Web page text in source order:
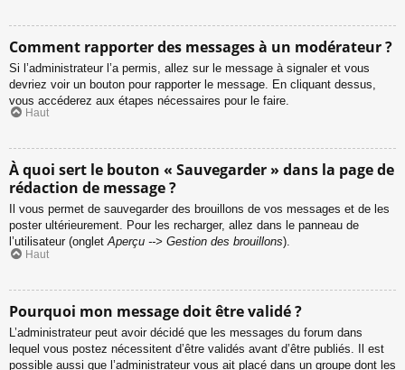
Comment rapporter des messages à un modérateur ?
Si l’administrateur l’a permis, allez sur le message à signaler et vous
devriez voir un bouton pour rapporter le message. En cliquant dessus,
vous accéderez aux étapes nécessaires pour le faire.
Haut
À quoi sert le bouton « Sauvegarder » dans la page de
rédaction de message ?
Il vous permet de sauvegarder des brouillons de vos messages et de les
poster ultérieurement. Pour les recharger, allez dans le panneau de
l’utilisateur (ongletAperçu --> Gestion des brouillons).
Haut
Pourquoi mon message doit être validé ?
L’administrateur peut avoir décidé que les messages du forum dans
lequel vous postez nécessitent d’être validés avant d’être publiés. Il est
possible aussi que l’administrateur vous ait placé dans un groupe dont les